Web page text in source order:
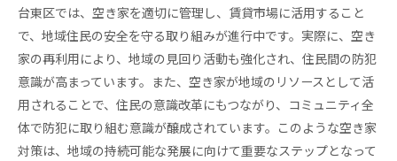
空き家再生と環境への配慮
持続可能な居住環境の創出
空き家賃貸化のメリットとデメリット
地域住民の生活品質向上を目指して
空き家問題解決に向けた住民参加型の新しいアプロー
チ
台東区では、空き家を適切に管理し、賃貸市場に活用すること
で、地域住民の安全を守る取り組みが進行中です。実際に、空き
家の再利用により、地域の見回り活動も強化され、住民間の防犯
意識が高まっています。また、空き家が地域のリソースとして活
用されることで、住民の意識改革にもつながり、コミュニティ全
体で防犯に取り組む意識が醸成されています。このような空き家
対策は、地域の持続可能な発展に向けて重要なステップとなって